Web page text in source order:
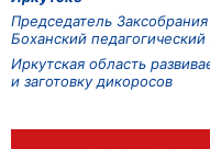
Председатель
Боханский
Иркутская область
и заготовку дикоросов